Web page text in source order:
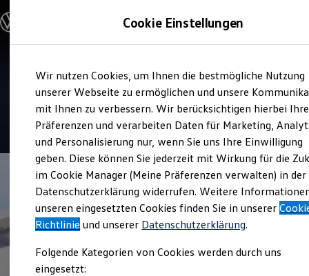
Hauptinhalt
springen
Footer
springen
Modelle und Konfigurator
Modelle vergleichen
Elektroautos
ENERGY Sondermodelle
Nutzfahrzeuge
SUV und CUV
Familienautos
Kombis
Kompaktwagen
Sportwagen
Schnell verfügbare Fahrzeuge
Angebote und Produkte
Aktuelle Angebote
E-Auto-Förderung
Volkswagen Marktplatz
Junge Gebrauchtwagen und Gebrauchtwagen
Volkswagen Zertifizierte Gebrauchtwagen
Service
Held und Ströhle
4.6| 142 Bewertungen
Cookie Einstellungen
Wir nutzen Cookies, um Ihnen die bestmögliche Nutzung
unserer Webseite zu ermöglichen und unsere
mit Ihnen zu verbessern. Wir berücksichtigen hierbei Ihre
Präferenzen und verarbeiten Daten für Marketing,
und Personalisierung nur, wenn Sie uns Ihre Einwilligung
geben. Diese können Sie jederzeit mit Wirkung für die
im Cookie Manager (Meine Präferenzen verwalten) in der
Datenschutzerklärung widerrufen. Weitere
unseren eingesetzten Cookies finden Sie in unserer
Richtlinie und unserer Datenschutzerklärung.
Folgende Kategorien von Cookies werden durch uns
eingesetzt: